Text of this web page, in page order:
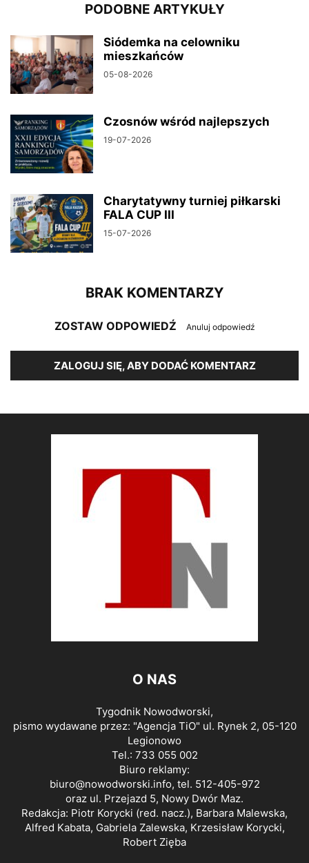
PODOBNE ARTYKUŁY
Siódemka na celowniku
mieszkańców
05-08-2026
Czosnów wśród najlepszych
19-07-2026
Charytatywny turniej piłkarski
FALA CUP III
15-07-2026
BRAK KOMENTARZY
ZOSTAW ODPOWIEDŹ Anuluj odpowiedź
ZALOGUJ SIĘ, ABY DODAĆ KOMENTARZ
O NAS
Tygodnik Nowodworski,
pismo wydawane przez: "Agencja TiO" ul. Rynek 2, 05-120
Legionowo
Tel.: 733 055 002
Biuro reklamy:
biuro@nowodworski.info, tel. 512-405-972
oraz ul. Przejazd 5, Nowy Dwór Maz.
Redakcja: Piotr Korycki (red. nacz.), Barbara Malewska,
Alfred Kabata, Gabriela Zalewska, Krzesisław Korycki,
Robert Zięba